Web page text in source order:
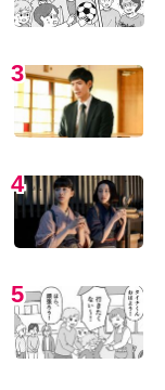
3
4
5